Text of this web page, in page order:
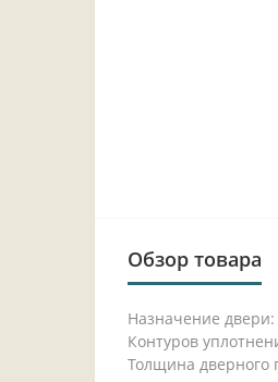
Обзор товара
Назначение двери:
Контуров
Толщина дверного